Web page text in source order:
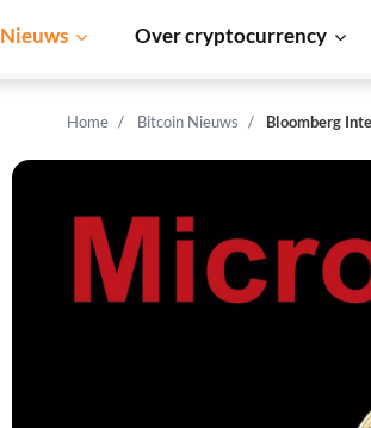
Nieuws Over cryptocurrency
Home Bitcoin Nieuws Bloomberg